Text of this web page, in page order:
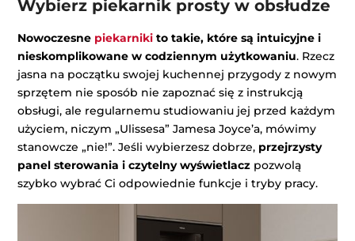
Wybierz piekarnik prosty w obsłudze
Nowoczesne piekarniki to takie, które są intuicyjne i
nieskomplikowane w codziennym użytkowaniu. Rzecz
jasna na początku swojej kuchennej przygody z nowym
sprzętem nie sposób nie zapoznać się z instrukcją
obsługi, ale regularnemu studiowaniu jej przed każdym
użyciem, niczym „Ulissesa” Jamesa Joyce’a, mówimy
stanowcze „nie!”. Jeśli wybierzesz dobrze, przejrzysty
panel sterowania i czytelny wyświetlacz pozwolą
szybko wybrać Ci odpowiednie funkcje i tryby pracy.